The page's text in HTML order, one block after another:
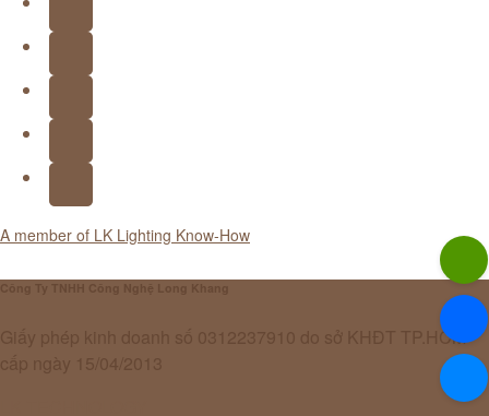
A member of LK Lighting Know-How
Công Ty TNHH Công Nghệ Long Khang
Giấy phép kinh doanh số 0312237910 do sở KHĐT TP.HCM
cấp ngày 15/04/2013